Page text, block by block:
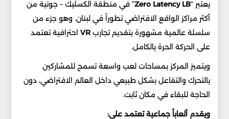
يعتبر “ Zero Latency LB
” في منطقة الكسليك – جونية من
أكثر مراكز الواقع الافتراضي تطوراً في لبنان. وهو جزء من
سلسلة عالمية مشهورة بتقديم تجاربVR احترافية تعتمد
على الحركة الحرة بالكامل.
ويتميز المركز بمساحات لعب واسعة تسمح للمشاركين
بالتحرك والتفاعل بشكل طبيعي داخل العالم الافتراضي، دون
الحاجة للبقاء في مكان ثابت.
ويقدم ألعاباً جماعية تعتمد على: